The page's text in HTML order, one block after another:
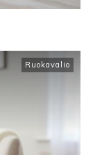
Ruokavalio